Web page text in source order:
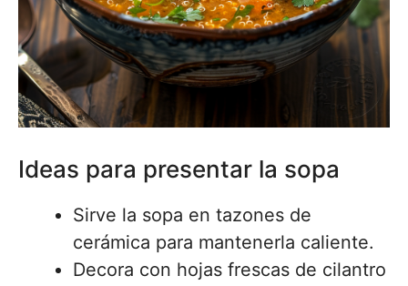
Ideas para presentar la sopa
Sirve la sopa en tazones de
cerámica para mantenerla caliente.
Decora con hojas frescas de cilantro